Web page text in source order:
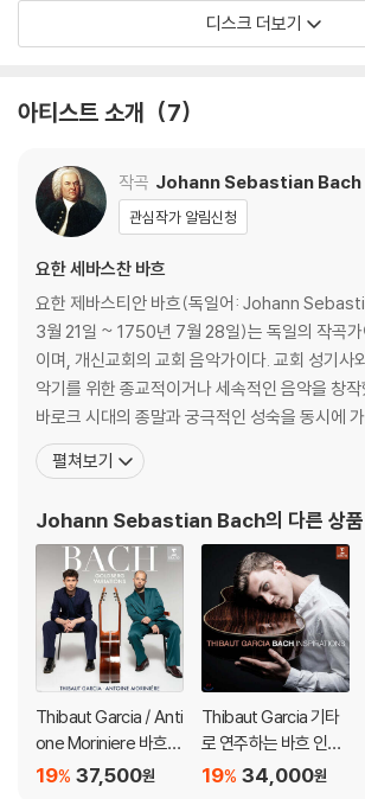
디스크 더보기
아티스트 소개 7
작곡 Johann Sebastian Bach
관심작가 알림신청
요한 세바스찬 바흐
요한 제바스티안 바흐(독일어: Johann
3월 21일 ~ 1750년 7월 28일)는 독일의 작곡가
이며, 개신교회의 교회 음악가이다. 교회 성기사와 오케스트라, 듀오
악기를 위한 종교적이거나 세속적인 음악을 창
바로크 시대의 종말과 궁극적인 성숙을 동시에
크 시대의 최후에 위치하는 대가로서, 일반적인
전통에 깊이 뿌리박고 있을 뿐 아니라, 그 위에 이
였다. 종교적 작품은 기존 구교 음
펼쳐보기
Johann Sebastian Bach의 다른 상품
Thibaut Garcia / Anti
one Moriniere 바흐:
골드베르크 변주곡 (B
37,500원
19%
Thibaut Garcia 기타
로 연주하는 바흐 인스
퍼레이션 (Bach Inspir
34,000원
19%